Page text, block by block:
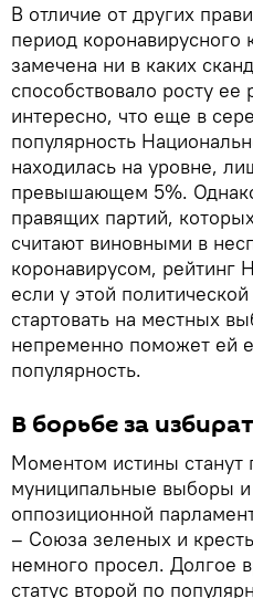
В отличие от других
период коронавирусного
замечена ни в каких
способствовало росту
интересно, что еще в
популярность
находилась на уровне,
превышающем 5%.
правящих партий,
считают виновными в
коронавирусом, рейтинг
если у этой
стартовать на местных
непременно поможет ей
популярность.
В борьбе за
Моментом истины станут
муниципальные выборы и
оппозиционной
– Союза зеленых и
немного просел. Долгое
статус второй по